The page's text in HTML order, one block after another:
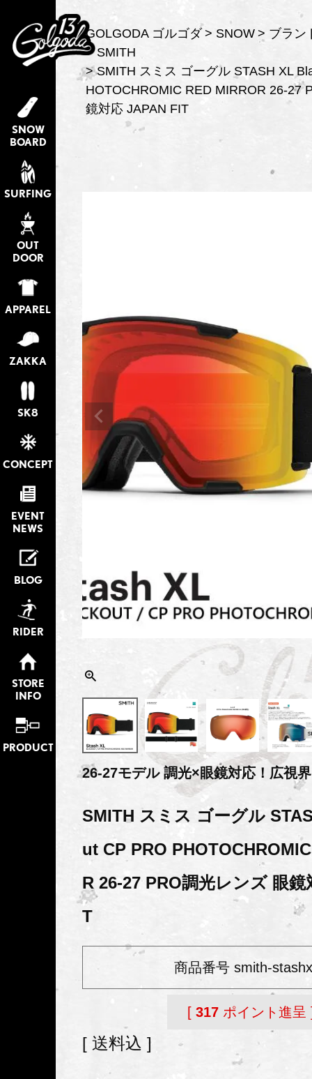
SNOW
BOARD
SURFING
OUT
DOOR
APPAREL
ZAKKA
SK8
CONCEPT
EVENT
NEWS
BLOG
RIDER
STORE
INFO
PRODUCT
GOLGODA ゴルゴダ SNOW
ブラン
SMITH
SMITH スミス ゴーグル STASH XL
HOTOCHROMIC RED MIRROR 26-27
鏡対応 JAPAN FIT
26-27モデル 調光×眼鏡対応！広視
SMITH スミス ゴーグル
ut CP PRO
R 26-27 PRO調光レンズ 眼
T
商品番号 smith-
[ 317 ポイント進呈
送料込